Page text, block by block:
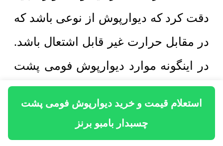
استعلام قیمت و خرید دیوارپوش فومی پشت
چسبدار بامبو برنز
دقت کرد که دیوارپوش از نوعی باشد که
در مقابل حرارت غیر قابل اشتعال باشد.
در اینگونه موارد دیوارپوش فومی پشت
چسبدار نباید اشتعال زا باشد به این
معنی که در زمان مجاورت با آتش نباید
تولید شعله کند تا این شعله به قسمت